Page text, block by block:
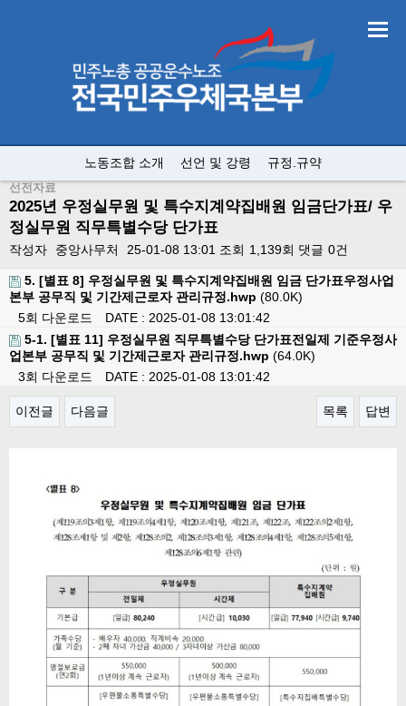
노동조합 소개 선언 및 강령 규정.규약
선전자료
2025년 우정실무원 및 특수지계약집배원 임금단가표/ 우
정실무원 직무특별수당 단가표
작성자 중앙사무처 25-01-08 13:01 조회 1,139회 댓글 0건
5. [별표 8] 우정실무원 및 특수지계약집배원 임금 단가표우정사업
본부 공무직 및 기간제근로자 관리규정.hwp (80.0K)
5회 다운로드
DATE : 2025-01-08 13:01:42
5-1. [별표 11] 우정실무원 직무특별수당 단가표전일제 기준우정사
업본부 공무직 및 기간제근로자 관리규정.hwp (64.0K)
3회 다운로드
DATE : 2025-01-08 13:01:42
이전글 다음글 목록 답변